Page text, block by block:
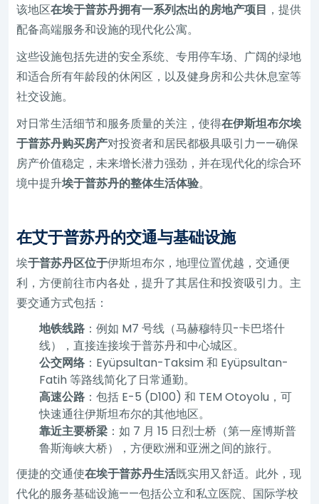
该地区在埃于普苏丹拥有一系列杰出的房地产项目 ，提供
配备高端服务和设施的现代化公寓。
这些设施包括先进的安全系统、专用停车场、广阔的绿地
和适合所有年龄段的休闲区，以及健身房和公共休息室等
社交设施。
对日常生活细节和服务质量的关注，使得在伊斯坦布尔埃
于普苏丹购买房产对投资者和居民都极具吸引力——确保
房产价值稳定，未来增长潜力强劲，并在现代化的综合环
境中提升埃于普苏丹的整体生活体验。
在艾于普苏丹的交通与基础设施
埃于普苏丹区位于伊斯坦布尔，地理位置优越，交通便
利，方便前往市内各处，提升了其居住和投资吸引力。主
要交通方式包括：
地铁线路 ：例如 M7 号线（马赫穆特贝-卡巴塔什
线），直接连接埃于普苏丹和中心城区。
公交网络：Eyüpsultan-Taksim 和 Eyüpsultan-
Fatih 等路线简化了日常通勤。
高速公路 ：包括 E-5 (D100) 和 TEM Otoyolu，可
快速通往伊斯坦布尔的其他地区。
靠近主要桥梁 ：如 7 月 15 日烈士桥（第一座博斯普
鲁斯海峡大桥），方便欧洲和亚洲之间的旅行。
便捷的交通使在埃于普苏丹生活既实用又舒适。此外，现
代化的服务基础设施——包括公立和私立医院、国际学校